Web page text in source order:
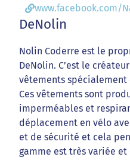
www.facebook.com/
DeNolin
Nolin Coderre est le
DeNolin. C’est le
vêtements spécialement
Ces vêtements sont
imperméables et
déplacement en vélo
et de sécurité et cela
gamme est très variée